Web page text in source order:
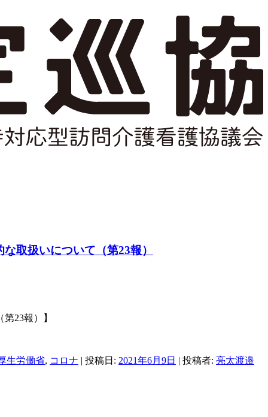
取扱いについて（第23報）
第23報）】
生労働省, コロナ | 投稿日: 2021年6月9日 | 投稿者: 亮太渡邉